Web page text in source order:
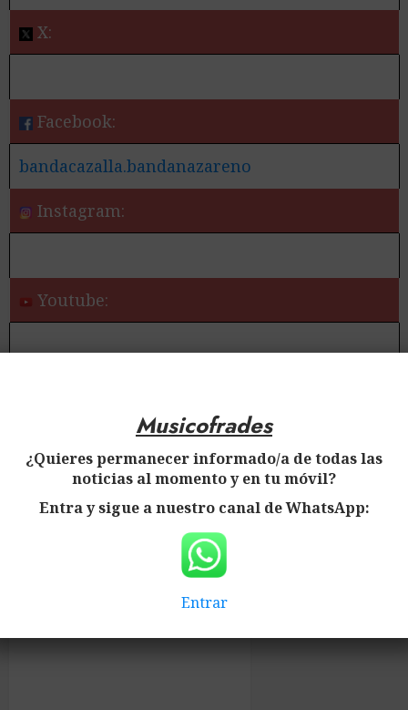
X:
Facebook:
bandacazalla.bandanazareno
Instagram:
Youtube:
Noticias de la Banda de Cornetas y Tambores
Nuestro Padre Jesús Nazareno de Cazalla de
la Sierra
Musicofrades
¿Quieres permanecer informado/a de todas las
noticias al momento y en tu móvil?
Entra y sigue a nuestro canal de WhatsApp:
Entrar